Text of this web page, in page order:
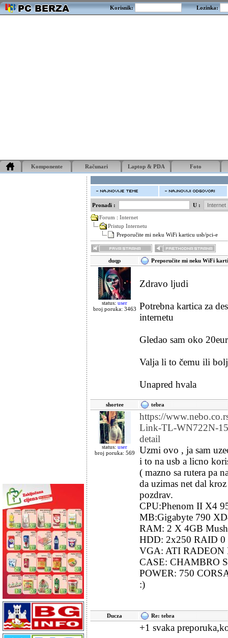
Korisnik: Lozinka:
Komponente Računari Laptop & PDA Foto
Pronađi :
U :
Forum : Internet
Pristup Internetu
Preporučite mi neku WiFi karticu usb/pci-e
duqp Preporučite mi neku WiFi
status: user
broj poruka: 3463
Zdravo ljudi
Potrebna kartica za
internetu
Gledao sam oko
Valja li to čemu ili
Unapred hvala
shortee tebra
status: user
broj poruka: 569
https://
Link-TL-WN722N-
detail
Uzmi ovo , ja sam
i to na usb a licno
( mazno sa rutera pa
da uzimas net dal
pozdrav.
CPU:Phenom II X4
MB:Gigabyte 790
RAM: 2 X 4GB
HDD: 2x250 RAID
VGA: ATI RADEON
CASE: CHAMBRO
POWER: 750
:)
Ducza Re: tebra
+1 svaka